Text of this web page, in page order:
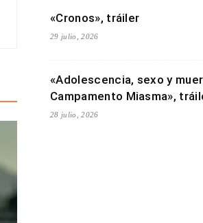
«Cronos», tráiler
29 julio, 2026
«Adolescencia, sexo y
Campamento Miasma»,
28 julio, 2026